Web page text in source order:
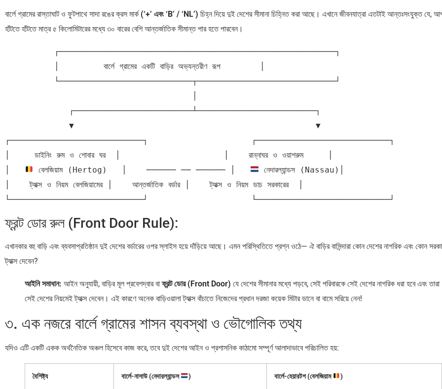
বার্লে গ্রামের রাস্তাঘাট ও ফুটপাথে সাদা রঙের ক্রস মার্ক (‘+’ এবং ‘B’ / ‘NL’) চিহ্ন দিয়ে দুই দেশের সীমানা চিহ্নিত করা আছে। এখানে জীবনযাত্রা এতটাই আন্তঃসংযুক্ত যে,
হাঁটতে হাঁটতে মাত্র ৫ কিলোমিটারের মধ্যে ৩০ বারের বেশি আন্তর্জাতিক সীমান্ত পার হতে পারবেন।
┌───────────────────────────┐                     ┌───────────────────────────┐
│     ডাইনিং রুম ও শোবার ঘর  │                     │    রান্নাঘর ও ওয়াশরুম     │
বেলজিয়াম (Hertog)   │    ────── ── ────── │
নেদারল্যান্ডস (Nassau)│
│    ট্যাক্স ও নিয়ম বেলজিয়ামের │    আন্তর্জাতিক বর্ডার │    ট্যাক্স ও নিয়ম ডাচ সরকারের  │
ফ্রন্ট ডোর রুল (Front Door Rule):
এখানকার বহু বাড়ি এবং ব্যবসাপ্রতিষ্ঠান দুই দেশের বর্ডারের ওপর স্লাইস হয়ে দাঁড়িয়ে আছে। এমন পরিস্থিতিতে প্রশ্ন ওঠে— ঐ বাড়ির বাসিন্দারা কোন দেশের নাগরিক এবং কোন
ট্যাক্স দেবেন?
আইনি সমাধান: আইন অনুযায়ী, বাড়ির মূল প্রবেশদ্বার বাফ্রন্ট ডোর (Front Door) যে দেশের সীমানার মধ্যে পড়বে, সেই পরিবারকে সেই দেশের নাগরিক ধরা হবে এবং তারা
সেই দেশের নিয়মেই ট্যাক্স দেবেন। এই কারণে অনেক বাড়িওয়ালা ট্যাক্স বাঁচাতে নিজেদের প্রধান দরজা কয়েক মিটার ডানে বা বামে সরিয়ে নেন!
৩. এক নজরে বার্লে গ্রামের শাসন ব্যবস্থা ও ভৌগোলিক তথ্য
যদিও এটি একটি একক অর্থনৈতিক অঞ্চল হিসেবে কাজ করে, তবে দুই দেশের আইন ও প্রশাসনিক কাঠামো সম্পূর্ণ আলাদাভাবে পরিচালিত হয়:
বৈশিষ্ট্য বার্লে-নাসাউ (নেদারল্যান্ডস ) বার্লে-হেয়ারটগ (বেলজিয়াম )